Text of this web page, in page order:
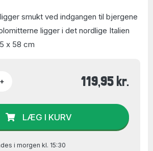
smukt ved indgangen til bjergene
ligger i det nordlige Italien
x 58 cm
+ 119,95 kr.
LÆG I KURV
i morgen kl. 15:30